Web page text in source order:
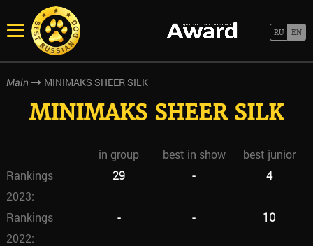
Main MINIMAKS SHEER SILK
MINIMAKS SHEER SILK
in group best in show
best junior
Rankings
2023:
29 - 4
Rankings
2022:
- - 10